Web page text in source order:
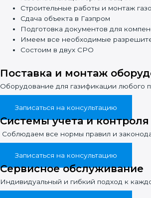
Строительные работы и монтаж
Сдача объекта в Газпром
Подготовка документов для
Имеем все необходимые
Состоим в двух СРО
Поставка и монтаж
Оборудование для газификации любого
Записаться на консультацию
Системы учета и контроля
Соблюдаем все нормы правил и
Записаться на консультацию
Сервисное обслуживание
Индивидуальный и гибкий подход к